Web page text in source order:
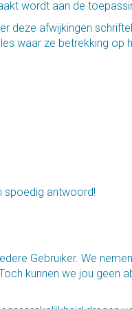
wordt aan de
deze afwijkingen
waar ze betrekking
spoedig antwoord!
Gebruiker. We
kunnen we jou geen